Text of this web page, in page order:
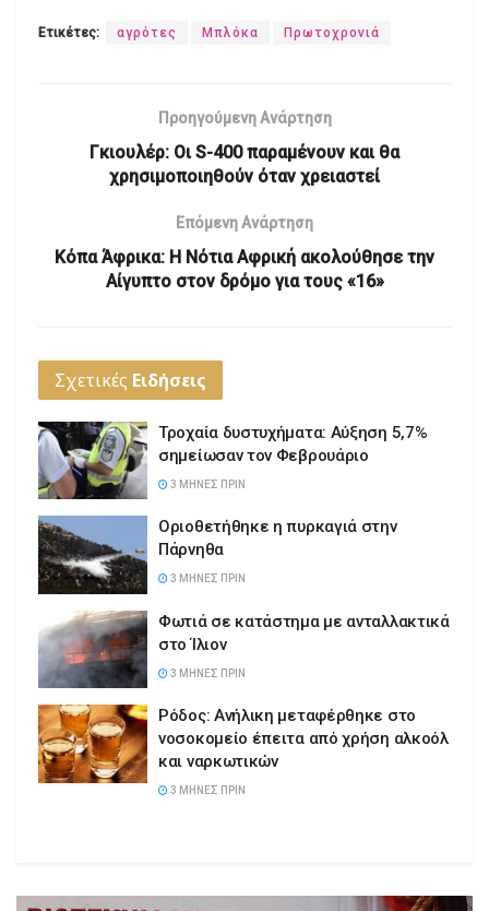
Ετικέτες: αγρότες Μπλόκα Πρωτοχρονιά
Προηγούμενη Ανάρτηση
Γκιουλέρ: Οι S-400 παραμένουν και θα
χρησιμοποιηθούν όταν χρειαστεί
Επόμενη Ανάρτηση
Κόπα Άφρικα: Η Νότια Αφρική ακολούθησε την
Αίγυπτο στον δρόμο για τους «16»
Σχετικές Ειδήσεις
Τροχαία δυστυχήματα: Αύξηση 5,7%
σημείωσαν τον Φεβρουάριο
3 ΜΉΝΕΣ ΠΡΙΝ
Οριοθετήθηκε η πυρκαγιά στην
Πάρνηθα
3 ΜΉΝΕΣ ΠΡΙΝ
Φωτιά σε κατάστημα με ανταλλακτικά
στο Ίλιον
3 ΜΉΝΕΣ ΠΡΙΝ
Ρόδος: Ανήλικη μεταφέρθηκε στο
νοσοκομείο έπειτα από χρήση αλκοόλ
και ναρκωτικών
3 ΜΉΝΕΣ ΠΡΙΝ